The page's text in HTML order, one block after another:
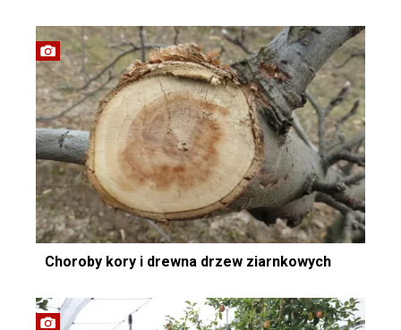
Choroby kory i drewna drzew ziarnkowych